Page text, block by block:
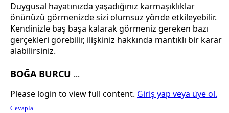
Duygusal hayatınızda yaşadığınız karmaşıklıklar
önünüzü görmenizde sizi olumsuz yönde etkileyebilir.
Kendinizle baş başa kalarak görmeniz gereken bazı
gerçekleri görebilir, ilişkiniz hakkında mantıklı bir karar
alabilirsiniz.
BOĞA BURCU ...
Please login to view full content. Giriş yap veya üye ol.
Cevapla